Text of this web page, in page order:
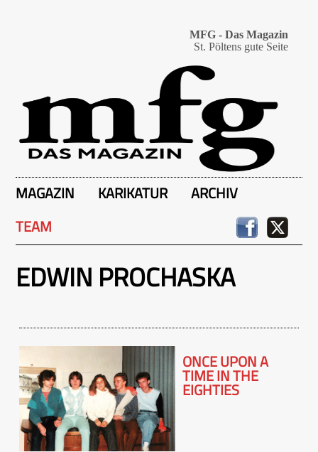
MFG - Das Magazin
St. Pöltens gute Seite
MAGAZIN KARIKATUR
ARCHIV
TEAM
EDWIN PROCHASKA
ONCE UPON A
TIME IN THE
EIGHTIES